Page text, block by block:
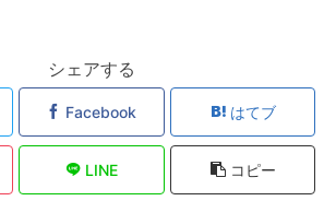
シェアする
Facebook はてブ
LINE コピー